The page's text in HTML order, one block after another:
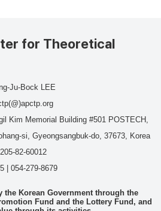
for Theoretical
Ju-Bock LEE
Kim Memorial Building #501 POSTECH,
si, Gyeongsangbuk-do, 37673, Korea
205-82-60012
| 054-279-8679
the Korean Government through the
Fund and the Lottery Fund, and